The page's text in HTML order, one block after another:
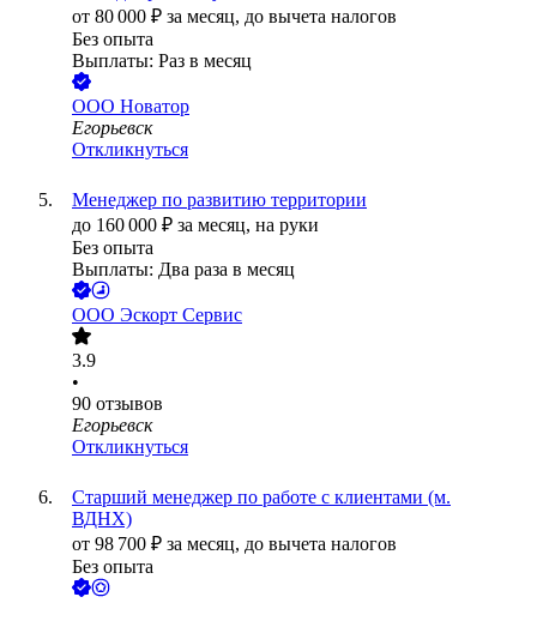
от 80 000 ₽ за месяц, до вычета налогов
Без опыта
Выплаты: Раз в месяц
ООО Новатор
Егорьевск
Откликнуться
Менеджер по развитию территории
до 160 000 ₽ за месяц, на руки
Без опыта
Выплаты: Два раза в месяц
ООО Эскорт Сервис
3.9
•
90 отзывов
Егорьевск
Откликнуться
Старший менеджер по работе с клиентами (м.
ВДНХ)
от 98 700 ₽ за месяц, до вычета налогов
Без опыта